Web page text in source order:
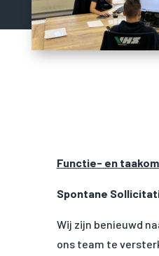
Functie- en
Spontane
Wij zijn benieuwd
ons team te